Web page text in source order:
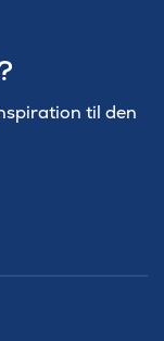
til den